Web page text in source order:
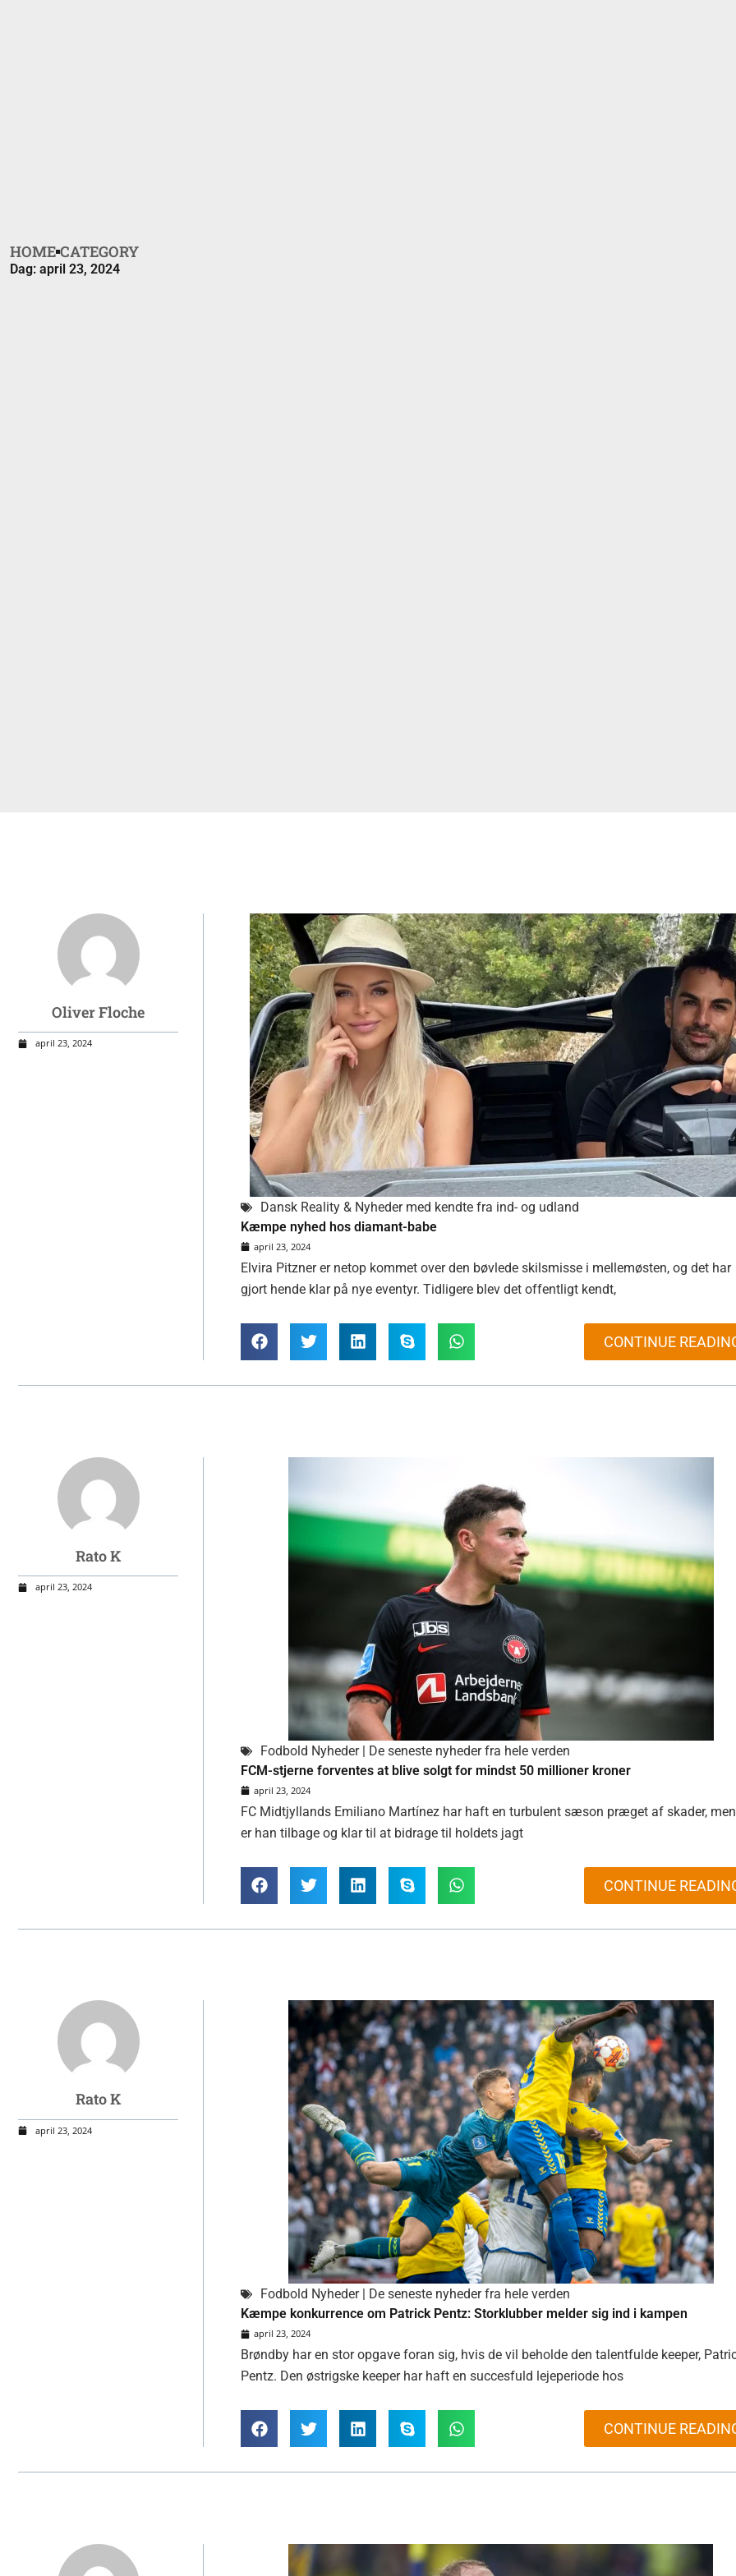
HOME CATEGORY
Dag: april 23, 2024
Oliver Floche
april 23, 2024
Dansk Reality & Nyheder med kendte fra ind- og udland
Kæmpe nyhed hos diamant-babe
april 23, 2024
Elvira Pitzner er netop kommet over den bøvlede skilsmisse i mellemøsten, og det har
gjort hende klar på nye eventyr. Tidligere blev det offentligt kendt,
CONTINUE
Rato K
april 23, 2024
Fodbold Nyheder | De seneste nyheder fra hele verden
FCM-stjerne forventes at blive solgt for mindst 50 millioner kroner
april 23, 2024
FC Midtjyllands Emiliano Martínez har haft en turbulent sæson præget af skader,
er han tilbage og klar til at bidrage til holdets jagt
CONTINUE
Rato K
april 23, 2024
Fodbold Nyheder | De seneste nyheder fra hele verden
Kæmpe konkurrence om Patrick Pentz: Storklubber melder sig ind i kampen
april 23, 2024
Brøndby har en stor opgave foran sig, hvis de vil beholde den talentfulde keeper,
Pentz. Den østrigske keeper har haft en succesfuld lejeperiode hos
CONTINUE